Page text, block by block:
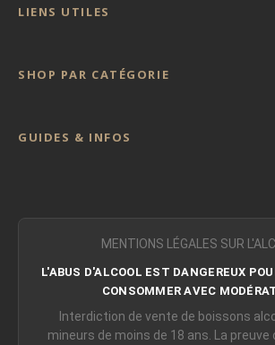
LIENS UTILES
SHOP PAR CATÉGORIE
GUIDES & INFOS
MENTIONS LÉGALES SUR
L'ABUS D'ALCOOL EST DANGEREUX
CONSOMMER AVEC
Interdiction de vente de boissons
mineurs de moins de 18 ans. La preuve